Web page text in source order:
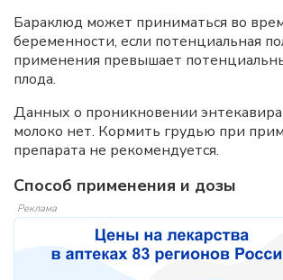
Бараклюд может приниматься во
беременности, если потенциальная
применения превышает
плода.
Данных о проникновении
молоко нет. Кормить грудью при
препарата не рекомендуется.
Способ применения и дозы
Реклама